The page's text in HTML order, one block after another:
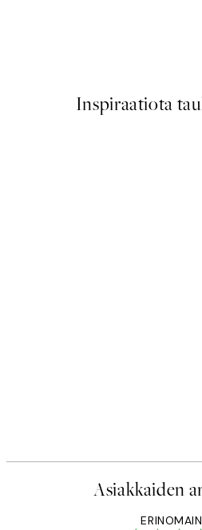
Inspiraatiota
Asiakkaiden